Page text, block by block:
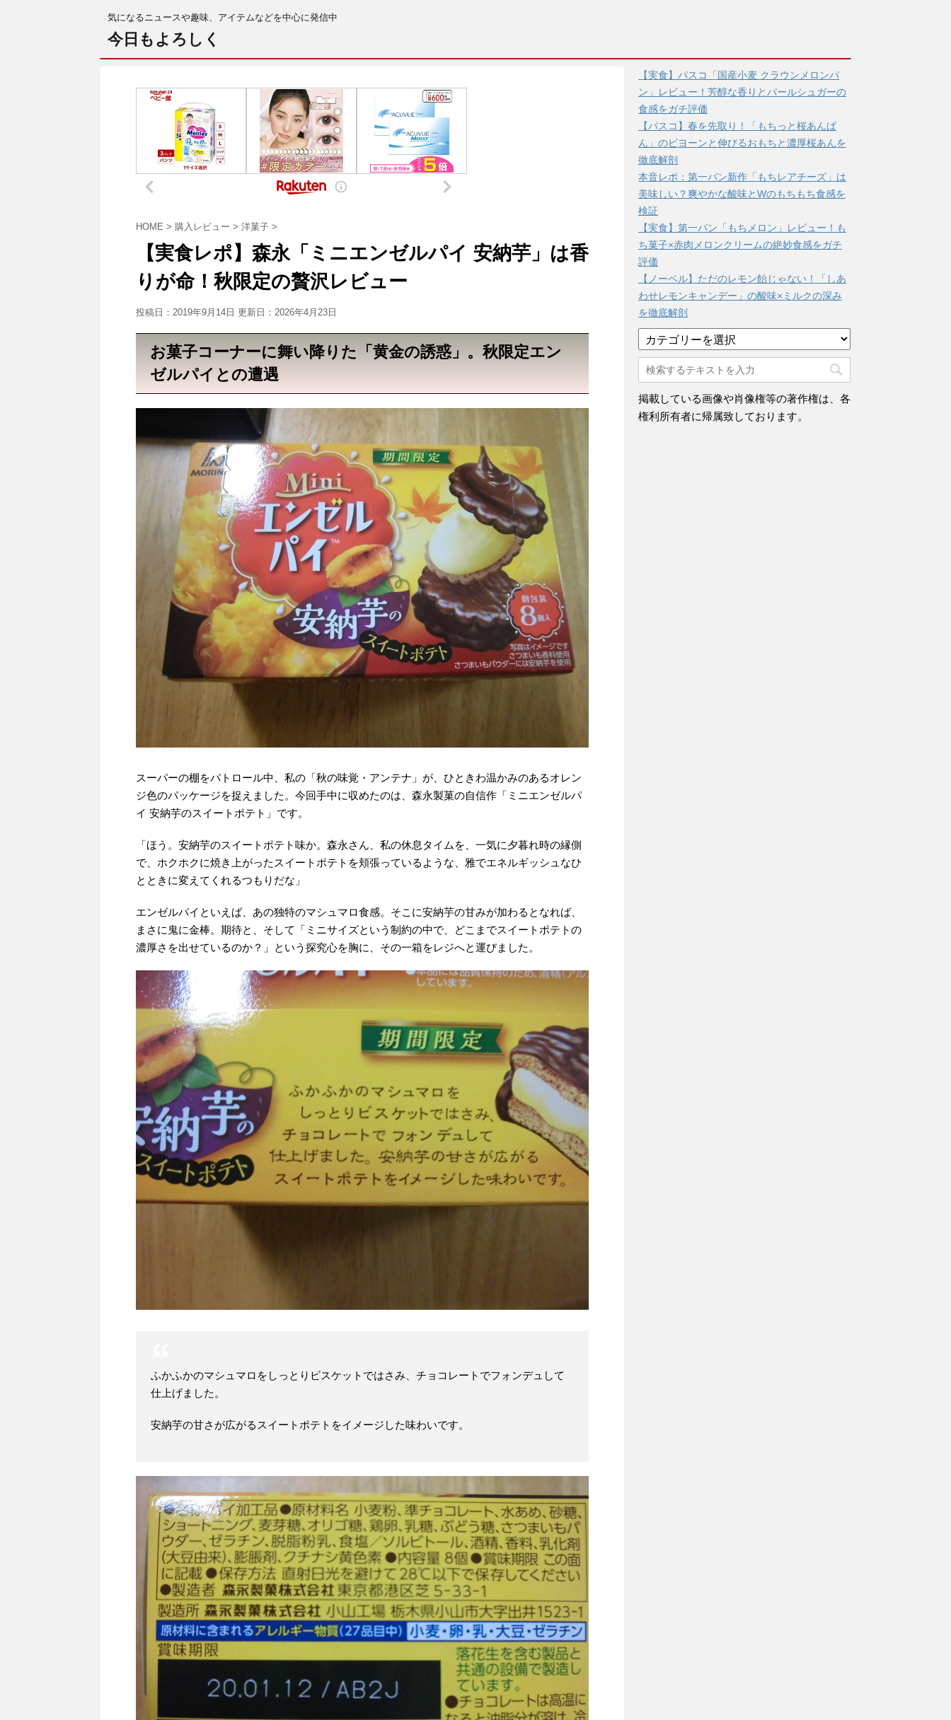
気になるニュースや趣味、アイテムなどを中心に発信中
今日もよろしく
HOME > 購入レビュー > 洋菓子 >
【実食レポ】森永「ミニエンゼルパイ 安納芋」は香
りが命！秋限定の贅沢レビュー
投稿日：2019年9月14日 更新日： 2026年4月23日
お菓子コーナーに舞い降りた「黄金の誘惑」。秋限定エン
ゼルパイとの遭遇
スーパーの棚をパトロール中、私の「秋の味覚・アンテナ」が、ひときわ温かみのあるオレン
ジ色のパッケージを捉えました。今回手中に収めたのは、森永製菓の自信作「ミニエンゼルパ
イ 安納芋のスイートポテト」です。
「ほう。安納芋のスイートポテト味か。森永さん、私の休息タイムを、一気に夕暮れ時の縁側
で、ホクホクに焼き上がったスイートポテトを頬張っているような、雅でエネルギッシュなひ
とときに変えてくれるつもりだな」
エンゼルパイといえば、あの独特のマシュマロ食感。そこに安納芋の甘みが加わるとなれば、
まさに鬼に金棒。期待と、そして「ミニサイズという制約の中で、どこまでスイートポテトの
濃厚さを出せているのか？」という探究心を胸に、その一箱をレジへと運びました。
ふかふかのマシュマロをしっとりビスケットではさみ、チョコレートでフォンデュして
仕上げました。
安納芋の甘さが広がるスイートポテトをイメージした味わいです。
【実食】パスコ「国産小麦 クラウンメロンパ
ン」レビュー！芳醇な香りとパールシュガーの
食感をガチ評価
【パスコ】春を先取り！「もちっと桜あんぱ
ん」のビヨーンと伸びるおもちと濃厚桜あんを
徹底解剖
本音レポ：第一パン新作「もちレアチーズ」は
美味しい？爽やかな酸味とWのもちもち食感を
検証
【実食】第一パン「もちメロン」レビュー！も
ち菓子×赤肉メロンクリームの絶妙食感をガチ
評価
【ノーベル】ただのレモン飴じゃない！「しあ
わせレモンキャンデー」の酸味×ミルクの深み
を徹底解剖
テ
ゴ
リ
ー
掲載している画像や肖像権等の著作権は、各
権利所有者に帰属致しております。